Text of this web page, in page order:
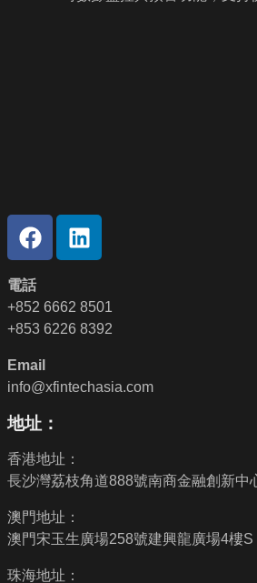
電話
+852 6662 8501
+853 6226 8392
Email
info@xfintechasia.com
地址：
香港地址：
長沙灣荔枝角道888號南商金融創新中
澳門地址：
澳門宋玉生廣場258號建興龍廣場4樓S
珠海地址：